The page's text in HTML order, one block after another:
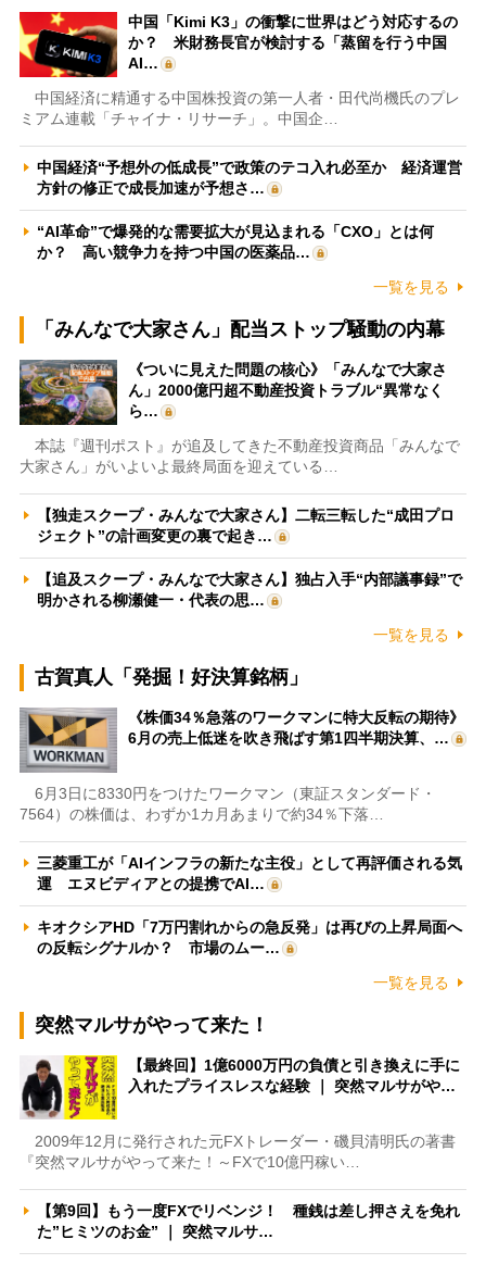
中国「Kimi K3」の衝撃に世界はどう対応するの
か？ 米財務長官が検討する「蒸留を行う中国
AI…
中国経済に精通する中国株投資の第一人者・田代尚機氏のプレ
ミアム連載「チャイナ・リサーチ」。中国企…
中国経済“予想外の低成長”で政策のテコ入れ必至か 経済運営
方針の修正で成長加速が予想さ…
“AI革命”で爆発的な需要拡大が見込まれる「CXO」とは何
か？ 高い競争力を持つ中国の医薬品…
一覧を見る
「みんなで大家さん」配当ストップ騒動の内幕
《ついに見えた問題の核心》「みんなで大家さ
ん」2000億円超不動産投資トラブル“異常なく
ら…
本誌『週刊ポスト』が追及してきた不動産投資商品「みんなで
大家さん」がいよいよ最終局面を迎えている…
【独走スクープ・みんなで大家さん】二転三転した“成田プロ
ジェクト”の計画変更の裏で起き…
【追及スクープ・みんなで大家さん】独占入手“内部議事録”で
明かされる柳瀬健一・代表の思…
一覧を見る
古賀真人「発掘！好決算銘柄」
《株価34％急落のワークマンに特大反転の期待》
6月の売上低迷を吹き飛ばす第1四半期決算、…
6月3日に8330円をつけたワークマン（東証スタンダード・
7564）の株価は、わずか1カ月あまりで約34％下落…
三菱重工が「AIインフラの新たな主役」として再評価される気
運 エヌビディアとの提携でAI…
キオクシアHD「7万円割れからの急反発」は再びの上昇局面へ
の反転シグナルか？ 市場のムー…
一覧を見る
突然マルサがやって来た！
【最終回】1億6000万円の負債と引き換えに手に
入れたプライスレスな経験 ｜ 突然マルサがや…
2009年12月に発行された元FXトレーダー・磯貝清明氏の著書
『突然マルサがやって来た！～FXで10億円稼い…
【第9回】もう一度FXでリベンジ！ 種銭は差し押さえを免れ
た”ヒミツのお金” ｜ 突然マルサ…